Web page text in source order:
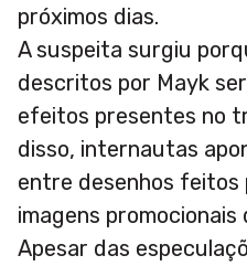
próximos dias.
A suspeita surgiu
descritos por Mayk
efeitos presentes no
disso, internautas
entre desenhos feitos
imagens promocionais
Apesar das